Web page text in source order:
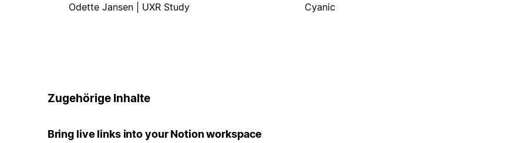
Odette Jansen | UXR Study Cyanic
Zugehörige Inhalte
Bring live links into your Notion workspace